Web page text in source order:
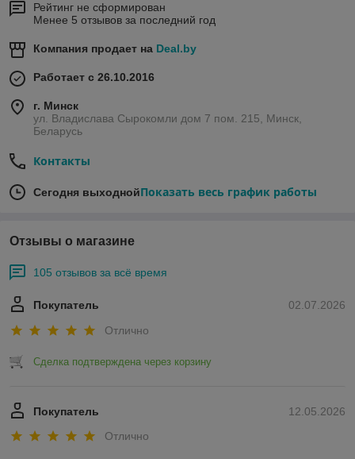
Рейтинг не сформирован
Менее 5 отзывов за последний год
Компания продает на Deal.by
Работает с 26.10.2016
г. Минск
ул. Владислава Сырокомли дом 7 пом. 215, Минск,
Беларусь
Контакты
Сегодня выходнойПоказать весь график работы
Отзывы о магазине
105 отзывов за всё время
02.07.2026
Покупатель
Отлично
Сделка подтверждена через корзину
12.05.2026
Покупатель
Отлично